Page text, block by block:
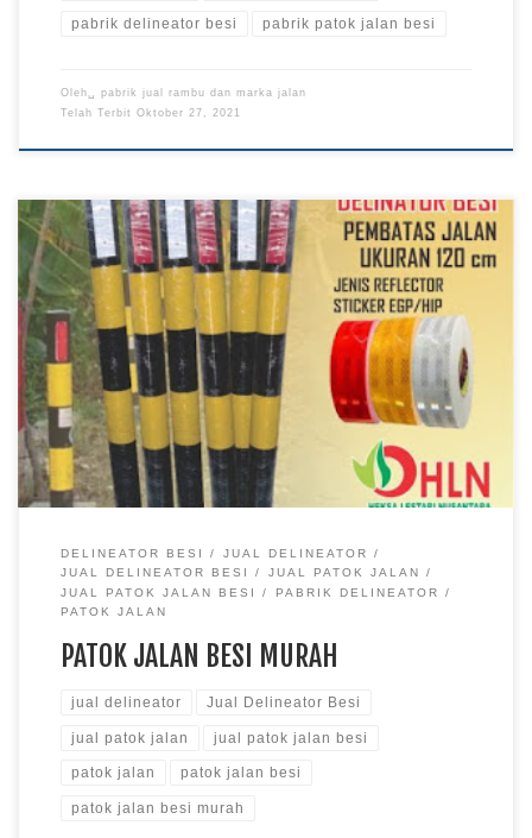
pabrik delineator besi pabrik patok jalan besi
Oleh␣ pabrik jual rambu dan marka jalan
Telah Terbit Oktober 27, 2021
DELINEATOR BESI
JUAL DELINEATOR
JUAL DELINEATOR BESI
JUAL PATOK JALAN
JUAL PATOK JALAN BESI
PABRIK DELINEATOR
PATOK JALAN
PATOK JALAN BESI MURAH
jual delineator Jual Delineator Besi
jual patok jalan jual patok jalan besi
patok jalan patok jalan besi
patok jalan besi murah